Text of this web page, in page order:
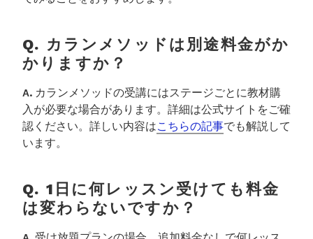
Q. カランメソッドは別途料金がか
かりますか？
A. カランメソッドの受講にはステージごとに教材購
入が必要な場合があります。詳細は公式サイトをご確
認ください。詳しい内容はこちらの記事でも解説して
います。
Q. 1日に何レッスン受けても料金
は変わらないですか？